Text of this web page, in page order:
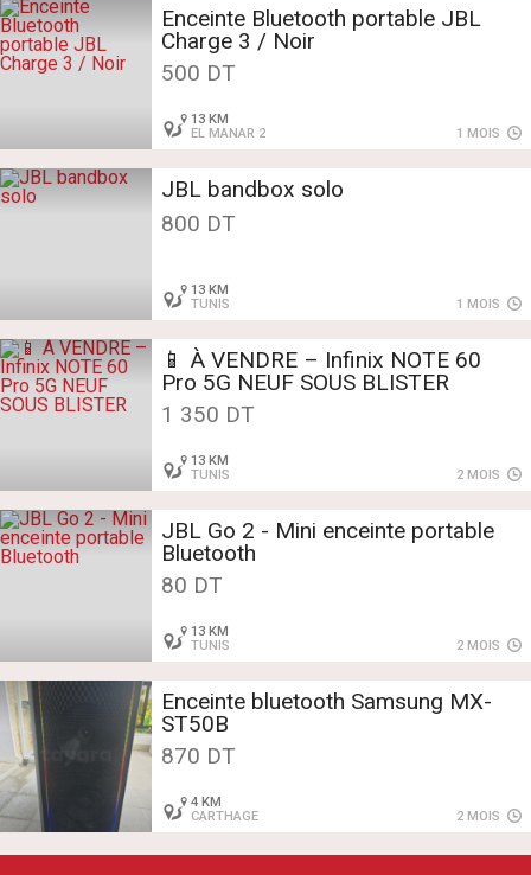
Enceinte Bluetooth portable JBL
Charge 3 / Noir
500 DT
13 KM
EL MANAR 2
1 MOIS
JBL bandbox solo
800 DT
13 KM
TUNIS
1 MOIS
📱 À VENDRE – Infinix NOTE 60
Pro 5G NEUF SOUS BLISTER
1 350 DT
13 KM
TUNIS
2 MOIS
JBL Go 2 - Mini enceinte portable
Bluetooth
80 DT
13 KM
TUNIS
2 MOIS
Enceinte bluetooth Samsung MX-
ST50B
870 DT
4 KM
CARTHAGE
2 MOIS